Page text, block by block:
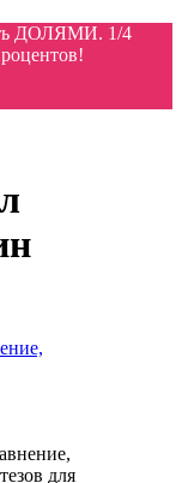
ДОЛЯМИ. 1/4
для